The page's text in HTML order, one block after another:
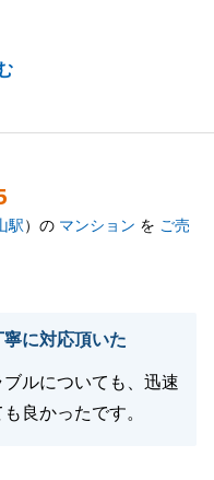
、いつでもお気軽に
駅）の マンション を ご売
寧に対応頂いた
ルについても、迅速
良かったです。